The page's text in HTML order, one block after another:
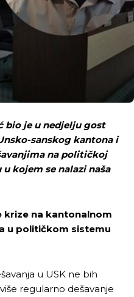
bio je u nedjelju gost
sanskog kantona i
na političkoj
kojem se nalazi naša
krize na kantonalnom
u političkom sistemu
u USK ne bih
regularno dešavanje